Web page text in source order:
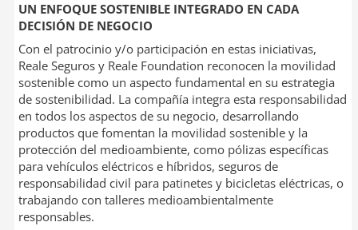
UN ENFOQUE SOSTENIBLE INTEGRADO EN CADA
DECISIÓN DE NEGOCIO
Con el patrocinio y/o participación en estas iniciativas,
Reale Seguros y Reale Foundation reconocen la movilidad
sostenible como un aspecto fundamental en su estrategia
de sostenibilidad. La compañía integra esta responsabilidad
en todos los aspectos de su negocio, desarrollando
productos que fomentan la movilidad sostenible y la
protección del medioambiente, como pólizas específicas
para vehículos eléctricos e híbridos, seguros de
responsabilidad civil para patinetes y bicicletas eléctricas, o
trabajando con talleres medioambientalmente
responsables.